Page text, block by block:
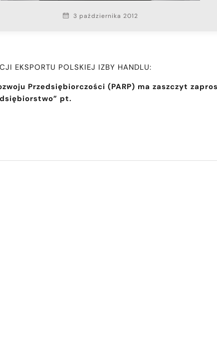
3 października 2012
EKSPORTU POLSKIEJ IZBY HANDLU:
Przedsiębiorczości (PARP) ma zaszczyt
pt.